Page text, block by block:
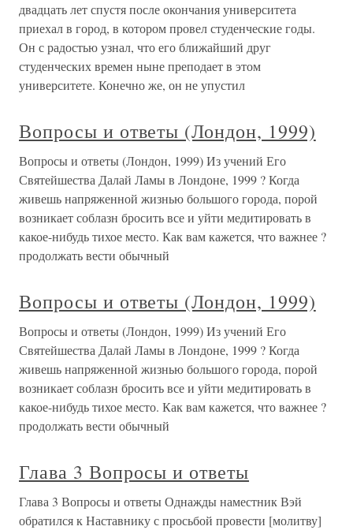
двадцать лет спустя после окончания университета
приехал в город, в котором провел студенческие годы.
Он с радостью узнал, что его ближайший друг
студенческих времен ныне преподает в этом
университете. Конечно же, он не упустил
Вопросы и ответы (Лондон, 1999)
Вопросы и ответы (Лондон, 1999) Из учений Его
Святейшества Далай Ламы в Лондоне, 1999 ? Когда
живешь напряженной жизнью большого города, порой
возникает соблазн бросить все и уйти медитировать в
какое-нибудь тихое место. Как вам кажется, что важнее ?
продолжать вести обычный
Вопросы и ответы (Лондон, 1999)
Вопросы и ответы (Лондон, 1999) Из учений Его
Святейшества Далай Ламы в Лондоне, 1999 ? Когда
живешь напряженной жизнью большого города, порой
возникает соблазн бросить все и уйти медитировать в
какое-нибудь тихое место. Как вам кажется, что важнее ?
продолжать вести обычный
Глава 3 Вопросы и ответы
Глава 3 Вопросы и ответы Однажды наместник Вэй
обратился к Наставнику с просьбой провести [молитву]